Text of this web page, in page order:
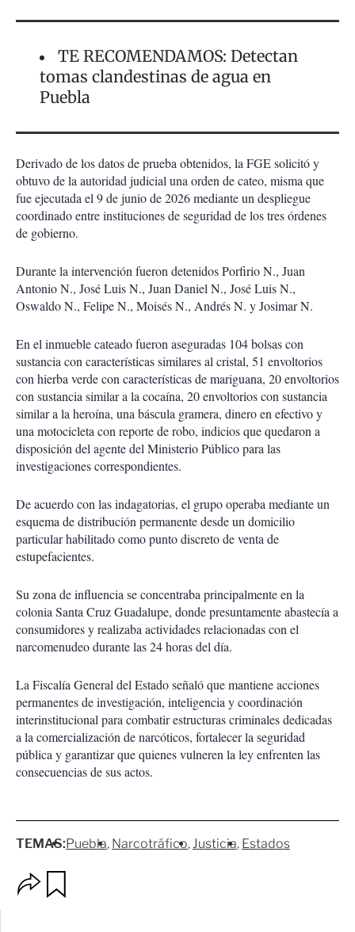
TE RECOMENDAMOS: Detectan
tomas clandestinas de agua en
Puebla
Derivado de los datos de prueba obtenidos, la FGE solicitó y
obtuvo de la autoridad judicial una orden de cateo, misma que
fue ejecutada el 9 de junio de 2026 mediante un despliegue
coordinado entre instituciones de seguridad de los tres órdenes
de gobierno.
Durante la intervención fueron detenidos Porfirio N., Juan
Antonio N., José Luis N., Juan Daniel N., José Luis N.,
Oswaldo N., Felipe N., Moisés N., Andrés N. y Josimar N.
En el inmueble cateado fueron aseguradas 104 bolsas con
sustancia con características similares al cristal, 51 envoltorios
con hierba verde con características de mariguana, 20 envoltorios
con sustancia similar a la cocaína, 20 envoltorios con sustancia
similar a la heroína, una báscula gramera, dinero en efectivo y
una motocicleta con reporte de robo, indicios que quedaron a
disposición del agente del Ministerio Público para las
investigaciones correspondientes.
De acuerdo con las indagatorias, el grupo operaba mediante un
esquema de distribución permanente desde un domicilio
particular habilitado como punto discreto de venta de
estupefacientes.
Su zona de influencia se concentraba principalmente en la
colonia Santa Cruz Guadalupe, donde presuntamente abastecía a
consumidores y realizaba actividades relacionadas con el
narcomenudeo durante las 24 horas del día.
La Fiscalía General del Estado señaló que mantiene acciones
permanentes de investigación, inteligencia y coordinación
interinstitucional para combatir estructuras criminales dedicadas
a la comercialización de narcóticos, fortalecer la seguridad
pública y garantizar que quienes vulneren la ley enfrenten las
consecuencias de sus actos.
TEMAS:Puebla Narcotráfico Justicia Estados